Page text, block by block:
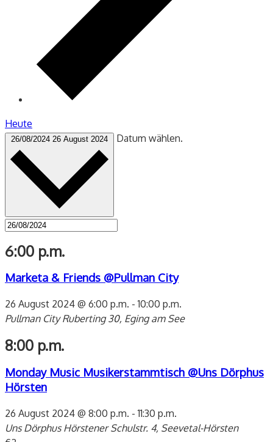
Heute
26/08/2024 26 August 2024 Datum wählen.
6:00 p.m.
Marketa & Friends @Pullman City
26 August 2024 @ 6:00 p.m. -10:00 p.m.
Pullman CityRuberting 30, Eging am See
8:00 p.m.
Monday Music Musikerstammtisch @Uns Dörphus
Hörsten
26 August 2024 @ 8:00 p.m. -11:30 p.m.
Uns DörphusHörstener Schulstr. 4, Seevetal-Hörsten